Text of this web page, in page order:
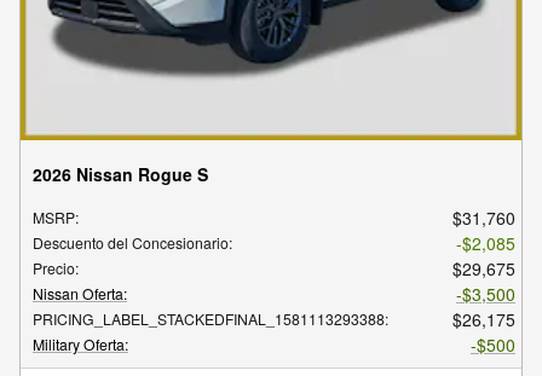
2026 Nissan Rogue S
MSRP: $31,760
Descuento del Concesionario: $2,085
Precio: $29,675
Nissan Oferta: $3,500
PRICING_LABEL_STACKEDFINAL_1581113293388: $26,175
Military Oferta: $500